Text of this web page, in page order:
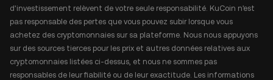
d'investissement relèvent de votre seule responsabilité. KuCoin n'est
pas responsable des pertes que vous pouvez subir lorsque vous
achetez des cryptomonnaies sur sa plateforme. Nous nous appuyons
sur des sources tierces pour les prix et autres données relatives aux
cryptomonnaies listées ci-dessus, et nous ne sommes pas
responsables de leur fiabilité ou de leur exactitude. Les informations